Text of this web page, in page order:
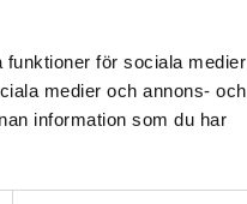
funktioner för sociala medier
medier och annons- och
information som du har